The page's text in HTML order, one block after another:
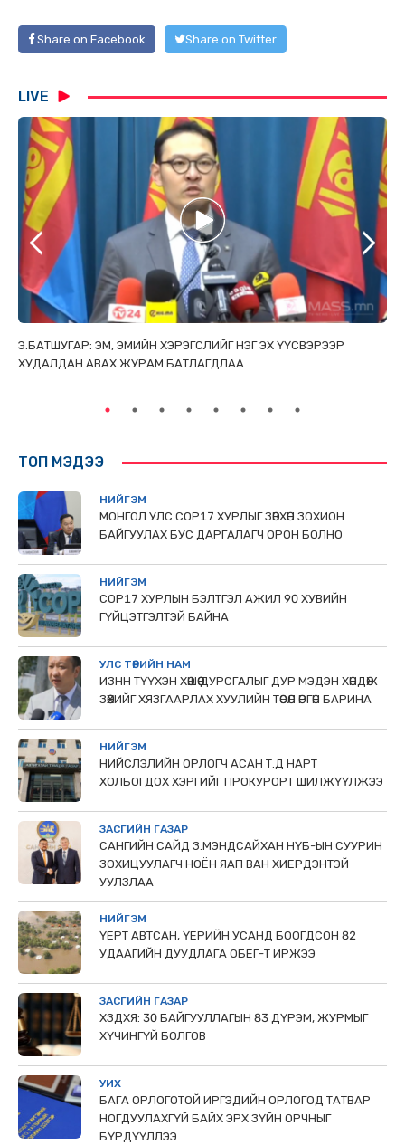
Share on Facebook Share on Twitter
LIVE
Э.БАТШУГАР: ЭМ, ЭМИЙН ХЭРЭГСЛИЙГ НЭГ ЭХ ҮҮСВЭРЭЭР
ХУДАЛДАН АВАХ ЖУРАМ БАТЛАГДЛАА
ТОП МЭДЭЭ
НИЙГЭМ
МОНГОЛ УЛС СОР17 ХУРЛЫГ ЗӨВХӨН ЗОХИОН
БАЙГУУЛАХ БУС ДАРГАЛАГЧ ОРОН БОЛНО
НИЙГЭМ
COP17 ХУРЛЫН БЭЛТГЭЛ АЖИЛ 90 ХУВИЙН
ГҮЙЦЭТГЭЛТЭЙ БАЙНА
УЛС ТӨРИЙН НАМ
ИЗНН ТҮҮХЭН ХӨШӨӨ ДУРСГАЛЫГ ДУР МЭДЭН ХӨНДӨЖ
ЗӨӨХИЙГ ХЯЗГААРЛАХ ХУУЛИЙН ТӨСӨЛ ӨРГӨН БАРИНА
НИЙГЭМ
НИЙСЛЭЛИЙН ОРЛОГЧ АСАН Т.Д НАРТ
ХОЛБОГДОХ ХЭРГИЙГ ПРОКУРОРТ ШИЛЖҮҮЛЖЭЭ
ЗАСГИЙН ГАЗАР
САНГИЙН САЙД З.МЭНДСАЙХАН НҮБ-ЫН СУУРИН
ЗОХИЦУУЛАГЧ НОЁН ЯАП ВАН ХИЕРДЭНТЭЙ
УУЛЗЛАА
НИЙГЭМ
ҮЕРТ АВТСАН, ҮЕРИЙН УСАНД БООГДСОН 82
УДААГИЙН ДУУДЛАГА ОБЕГ-Т ИРЖЭЭ
ЗАСГИЙН ГАЗАР
ХЗДХЯ: 30 БАЙГУУЛЛАГЫН 83 ДҮРЭМ, ЖУРМЫГ
ХҮЧИНГҮЙ БОЛГОВ
УИХ
БАГА ОРЛОГОТОЙ ИРГЭДИЙН ОРЛОГОД ТАТВАР
НОГДУУЛАХГҮЙ БАЙХ ЭРХ ЗҮЙН ОРЧНЫГ
БҮРДҮҮЛЛЭЭ